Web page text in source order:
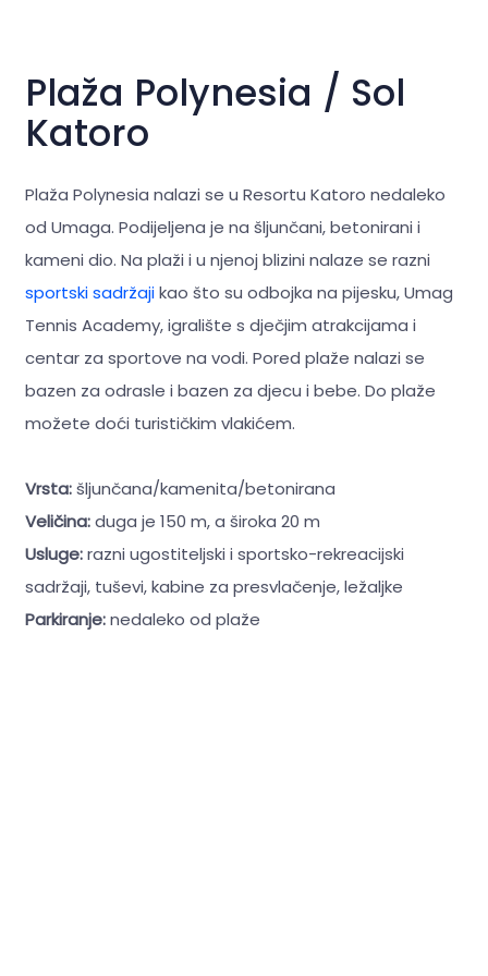
Plaža Polynesia / Sol
Katoro
Plaža Polynesia nalazi se u Resortu Katoro nedaleko
od Umaga. Podijeljena je na šljunčani, betonirani i
kameni dio. Na plaži i u njenoj blizini nalaze se razni
sportski sadržajikao što su odbojka na pijesku, Umag
Tennis Academy, igralište s dječjim atrakcijama i
centar za sportove na vodi. Pored plaže nalazi se
bazen za odrasle i bazen za djecu i bebe. Do plaže
možete doći turističkim vlakićem.
Vrsta:šljunčana/kamenita/betonirana
Veličina:duga je 150 m, a široka 20 m
Usluge:razni ugostiteljski i sportsko-rekreacijski
sadržaji, tuševi, kabine za presvlačenje, ležaljke
Parkiranje:nedaleko od plaže